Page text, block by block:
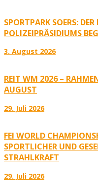
SPORTPARK SOERS:
POLIZEIPRÄSIDIUMS
3. August 2026
REIT WM 2026 –
AUGUST
29. Juli 2026
FEI WORLD
PORTLICHER UND
TRAHLKRAFT
29. Juli 2026